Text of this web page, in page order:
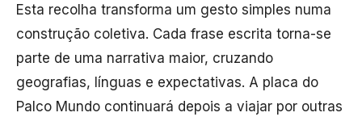
Esta recolha transforma um gesto simples numa
construção coletiva. Cada frase escrita torna-se
parte de uma narrativa maior, cruzando
geografias, línguas e expectativas. A placa do
Palco Mundo continuará depois a viajar por outras